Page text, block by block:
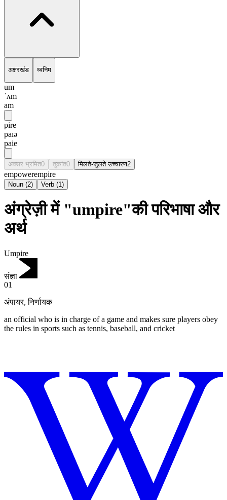
अक्षरखंड ध्वनिम
um
ˈʌm
am
pire
paɪə
paie
अक्सर भ्रमित0 तुकांत0 मिलते-जुलते उच्चारण2
empowerempire
Noun (2) Verb (1)
अंग्रेज़ी में "umpire"की परिभाषा और
अर्थ
Umpire
संज्ञा
01
अंपायर,निर्णायक
an official who is in charge of a game and makes sure players obey
the rules in sports such as tennis, baseball, and cricket